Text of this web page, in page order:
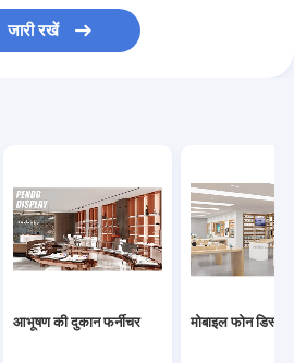
जारी रखें
आभूषण की दुकान फर्नीचर मोबाइल फोन